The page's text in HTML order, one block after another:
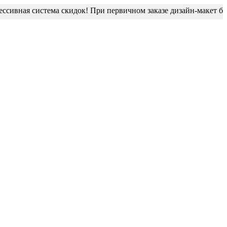
система скидок! При первичном заказе дизайн-макет